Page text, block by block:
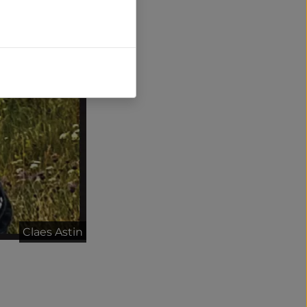
Claes Astin